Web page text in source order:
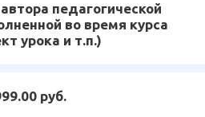
педагогической
во время курса
урока и т.п.)
руб.